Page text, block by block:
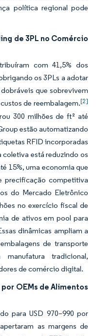
política regional pode
de 3PL no Comércio
com 41,5% dos
os 3PLs a adotar
que sobrevivem
de reembalagem.[2]
300 milhões de ft² até
estão automatizando
RFID incorporadas
coletiva está reduzindo os
15%, uma economia que
precificação competitiva
do Mercado Eletrônico
no exercício fiscal de
de ativos em pool para
dinâmicas ampliam a
de transporte
tradicional,
de comércio digital.
OEMs de Alimentos
para USD 970–990 por
as margens de